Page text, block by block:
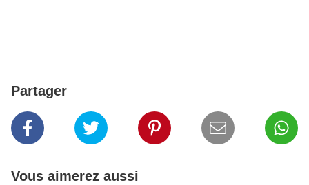
Partager
Vous aimerez aussi